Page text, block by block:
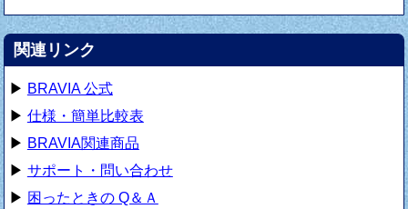
関連リンク
▶ BRAVIA 公式
▶ 仕様・簡単比較表
▶ BRAVIA関連商品
▶ サポート・問い合わせ
▶ 困ったときの Q＆Ａ